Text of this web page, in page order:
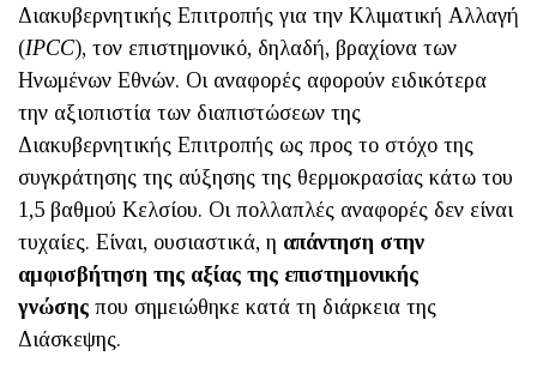
Διακυβερνητικής Επιτροπής για την Κλιματική Αλλαγή
(IPCC), τον επιστημονικό, δηλαδή, βραχίονα των
Ηνωμένων Εθνών. Οι αναφορές αφορούν ειδικότερα
την αξιοπιστία των διαπιστώσεων της
Διακυβερνητικής Επιτροπής ως προς το στόχο της
συγκράτησης της αύξησης της θερμοκρασίας κάτω του
1,5 βαθμού Κελσίου. Οι πολλαπλές αναφορές δεν είναι
τυχαίες. Είναι, ουσιαστικά, η απάντηση στην
αμφισβήτηση της αξίας της επιστημονικής
γνώσης που σημειώθηκε κατά τη διάρκεια της
Διάσκεψης.